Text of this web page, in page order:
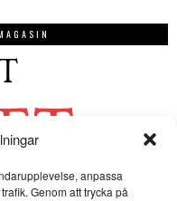
anpassa
Genom att trycka på